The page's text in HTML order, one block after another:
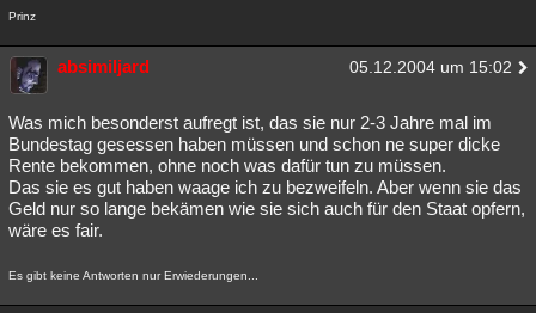
Prinz
absimiljard 05.12.2004 um 15:02
Was mich besonderst aufregt ist, das sie nur 2-3 Jahre mal im
Bundestag gesessen haben müssen und schon ne super dicke
Rente bekommen, ohne noch was dafür tun zu müssen.
Das sie es gut haben waage ich zu bezweifeln. Aber wenn sie das
Geld nur so lange bekämen wie sie sich auch für den Staat opfern,
wäre es fair.
Es gibt keine Antworten nur Erwiederungen...